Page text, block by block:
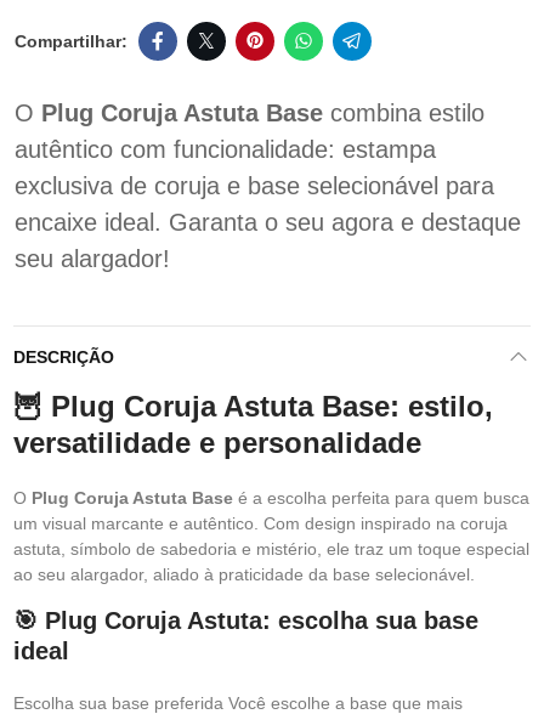
O Plug Coruja Astuta Base combina estilo
autêntico com funcionalidade: estampa
exclusiva de coruja e base selecionável para
encaixe ideal. Garanta o seu agora e destaque
seu alargador!
DESCRIÇÃO
🦉 Plug Coruja Astuta Base: estilo,
versatilidade e personalidade
O Plug Coruja Astuta Base é a escolha perfeita para quem busca
um visual marcante e autêntico. Com design inspirado na coruja
astuta, símbolo de sabedoria e mistério, ele traz um toque especial
ao seu alargador, aliado à praticidade da base selecionável.
🎯 Plug Coruja Astuta: escolha sua base
ideal
Escolha sua base preferida Você escolhe a base que mais